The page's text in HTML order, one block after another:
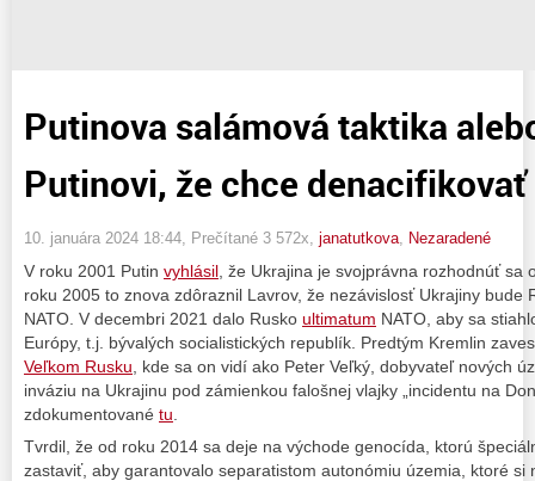
Putinova salámová taktika
Putinovi, že chce
10. januára 2024 18:44 , Prečítané 3 572x, janatutkova Nezaradené
V roku 2001 Putin vyhlásil , že Ukrajina je svojprávna rozhodnúť sa
roku 2005 to znova zdôraznil Lavrov, že nezávislosť Ukrajiny bude
NATO. V decembri 2021 dalo Rusko ultimatum NATO, aby sa
Európy, t.j. bývalých socialistických republík. Predtým Kremlin
Veľkom Rusku , kde sa on vidí ako Peter Veľký, dobyvateľ nových
inváziu na Ukrajinu pod zámienkou falošnej vlajky „incidentu na
zdokumentované tu
Tvrdil, že od roku 2014 sa deje na východe genocída, ktorú
zastaviť, aby garantovalo separatistom autonómiu územia, ktoré si